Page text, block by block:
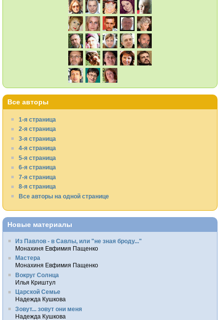
Все авторы
1-я страница
2-я страница
3-я страница
4-я страница
5-я страница
6-я страница
7-я страница
8-я страница
Все авторы на одной странице
Новые материалы
Из Павлов - в Савлы, или "не зная броду..."
Монахиня Евфимия Пащенко
Мастера
Монахиня Евфимия Пащенко
Вокруг Солнца
Илья Криштул
Царской Семье
Надежда Кушкова
Зовут... зовут они меня
Надежда Кушкова